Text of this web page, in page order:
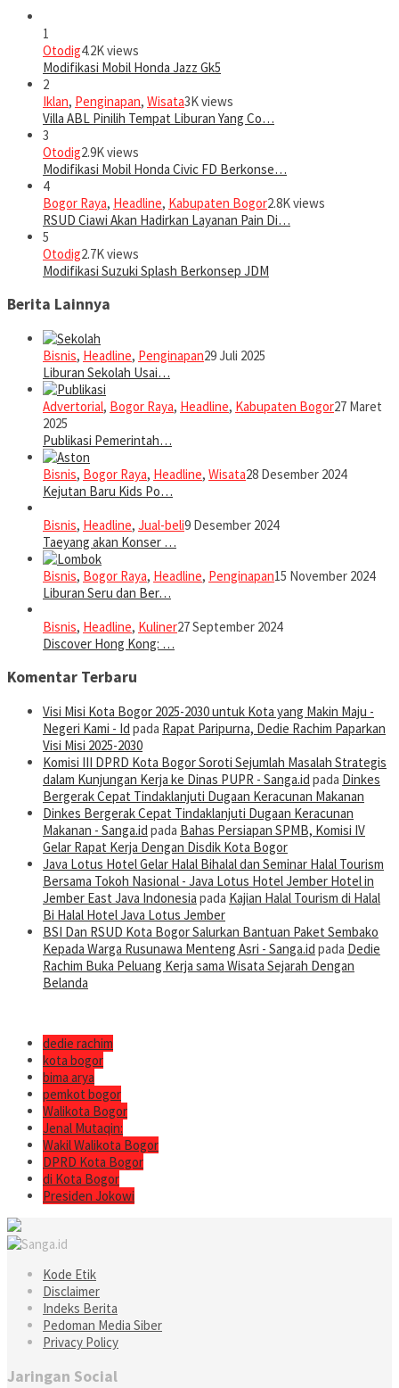
1
Otodig4.2K views
Modifikasi Mobil Honda Jazz Gk5
2
Iklan, Penginapan, Wisata3K views
Villa ABL Pinilih Tempat Liburan Yang Co…
3
Otodig2.9K views
Modifikasi Mobil Honda Civic FD Berkonse…
4
Bogor Raya, Headline, Kabupaten Bogor2.8K views
RSUD Ciawi Akan Hadirkan Layanan Pain Di…
5
Otodig2.7K views
Modifikasi Suzuki Splash Berkonsep JDM
Berita Lainnya
Bisnis, Headline, Penginapan29 Juli 2025
Liburan Sekolah Usai…
Advertorial, Bogor Raya, Headline, Kabupaten Bogor27 Maret
2025
Publikasi Pemerintah…
Bisnis, Bogor Raya, Headline, Wisata28 Desember 2024
Kejutan Baru Kids Po…
Bisnis, Headline, Jual-beli9 Desember 2024
Taeyang akan Konser …
Bisnis, Bogor Raya, Headline, Penginapan15 November 2024
Liburan Seru dan Ber…
Bisnis, Headline, Kuliner27 September 2024
Discover Hong Kong: …
Komentar Terbaru
Visi Misi Kota Bogor 2025-2030 untuk Kota yang Makin Maju -
Negeri Kami - Id pada Rapat Paripurna, Dedie Rachim Paparkan
Visi Misi 2025-2030
Komisi III DPRD Kota Bogor Soroti Sejumlah Masalah Strategis
dalam Kunjungan Kerja ke Dinas PUPR - Sanga.id pada Dinkes
Bergerak Cepat Tindaklanjuti Dugaan Keracunan Makanan
Dinkes Bergerak Cepat Tindaklanjuti Dugaan Keracunan
Makanan - Sanga.id pada Bahas Persiapan SPMB, Komisi IV
Gelar Rapat Kerja Dengan Disdik Kota Bogor
Java Lotus Hotel Gelar Halal Bihalal dan Seminar Halal Tourism
Bersama Tokoh Nasional - Java Lotus Hotel Jember Hotel in
Jember East Java Indonesia pada Kajian Halal Tourism di Halal
Bi Halal Hotel Java Lotus Jember
BSI Dan RSUD Kota Bogor Salurkan Bantuan Paket Sembako
Kepada Warga Rusunawa Menteng Asri - Sanga.id pada Dedie
Rachim Buka Peluang Kerja sama Wisata Sejarah Dengan
Belanda
dedie rachim
kota bogor
bima arya
pemkot bogor
Walikota Bogor
Jenal Mutaqin:
Wakil Walikota Bogor
DPRD Kota Bogor
di Kota Bogor
Presiden Jokowi
Kode Etik
Disclaimer
Indeks Berita
Pedoman Media Siber
Privacy Policy
Jaringan Social